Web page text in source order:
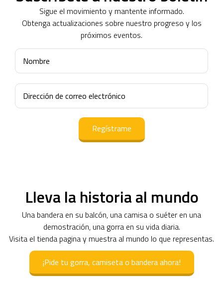
Sigue el movimiento y mantente informado.
Obtenga actualizaciones sobre nuestro progreso y los
próximos eventos.
Nombre
Dirección
correo
electrónico(Obligatorio)
Lleva la historia al mundo
Una bandera en su balcón, una camisa o suéter en una
demostración, una gorra en su vida diaria.
Visita el tienda pagina y muestra al mundo lo que representas.
¡Pide tu gorra, camiseta o bandera ahora!